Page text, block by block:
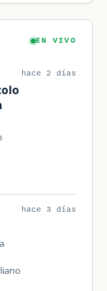
EN VIVO
hace 2 días
hace 3 días